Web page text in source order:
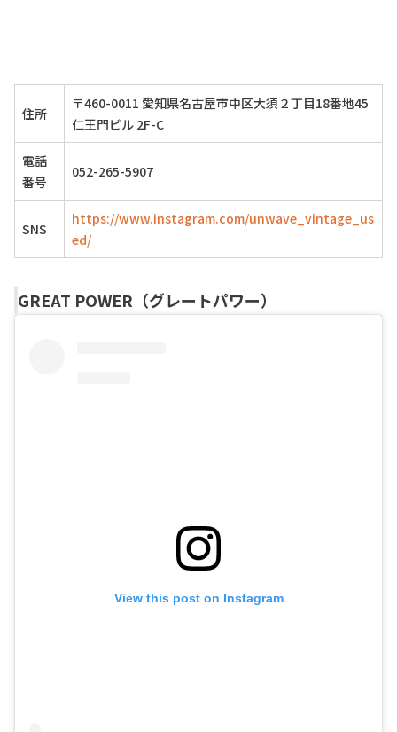
住所
〒460-0011 愛知県名古屋市中区大須２丁目18番地45
仁王門ビル 2F-C
電話
番号
052-265-5907
SNS
https://www.instagram.com/unwave_vintage_us
ed/
GREAT POWER（グレートパワー）
View this post on Instagram